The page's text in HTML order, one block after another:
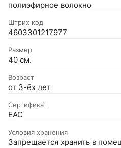
полиэфирное волокно
Штрих код
4603301217977
Размер
40 см.
Возраст
от 3-ёх лет
Сертификат
EAC
Условия хранения
Запрещается хранить в